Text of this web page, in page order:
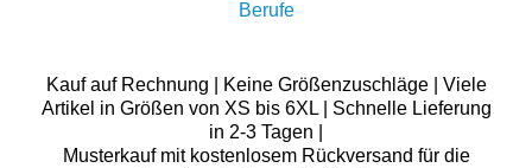
Berufe
Kauf auf Rechnung | Keine Größenzuschläge | Viele
Artikel in Größen von XS bis 6XL | Schnelle Lieferung
in 2-3 Tagen |
Musterkauf mit kostenlosem Rückversand für die